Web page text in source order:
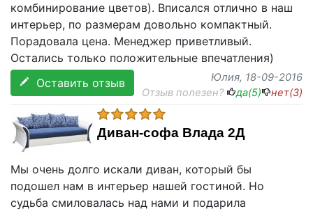
комбинирование цветов). Вписался отлично в наш
интерьер, по размерам довольно компактный.
Порадовала цена. Менеджер приветливый.
Остались только положительные впечатления)
Оставить отзыв
Юлия, 18-09-2016
Отзыв полезен?
да(5) нет(3)
Диван-софа Влада 2Д
Мы очень долго искали диван, который бы
подошел нам в интерьер нашей гостиной. Но
судьба смиловалась над нами и подарила